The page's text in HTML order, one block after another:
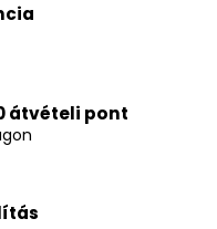
átvételi pont